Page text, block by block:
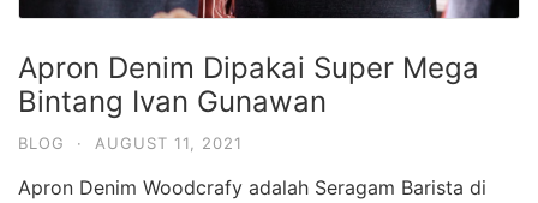
Apron Denim Dipakai Super Mega
Bintang Ivan Gunawan
BLOG · AUGUST 11, 2021
Apron Denim Woodcrafy adalah Seragam Barista di